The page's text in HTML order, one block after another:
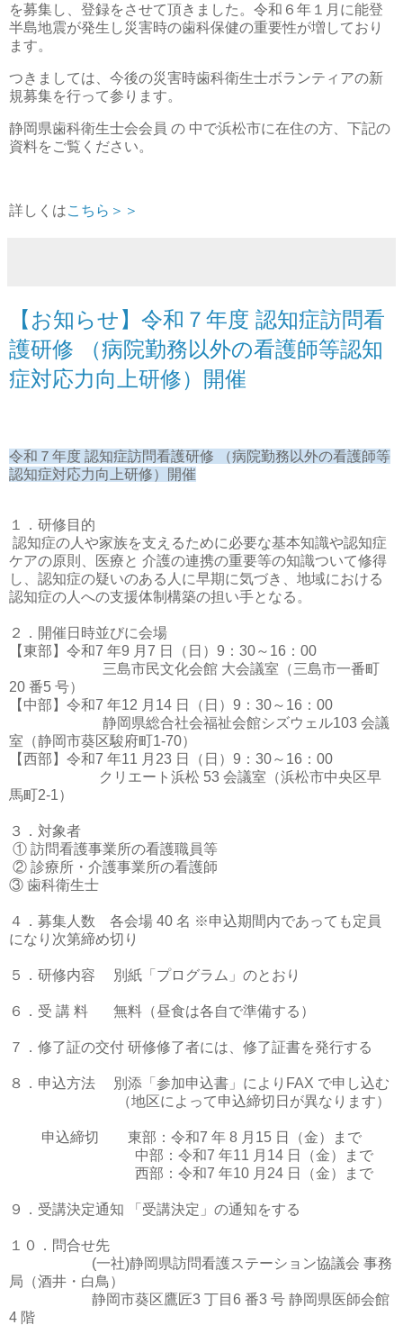
を募集し、登録をさせて頂きました。令和６年１月に能登
半島地震が発生し災害時の歯科保健の重要性が増しており
ます。
つきましては、今後の災害時歯科衛生士ボランティアの新
規募集を行って参ります。
静岡県歯科衛生士会会員 の 中で浜松市に在住の方、下記の
資料をご覧ください。
詳しくはこちら＞＞
【お知らせ】令和７年度 認知症訪問看
護研修 （病院勤務以外の看護師等認知
症対応力向上研修）開催
令和７年度 認知症訪問看護研修 （病院勤務以外の看護師等
認知症対応力向上研修）開催
１．研修目的
認知症の人や家族を支えるために必要な基本知識や認知症
ケアの原則、医療と 介護の連携の重要等の知識ついて修得
し、認知症の疑いのある人に早期に気づき、地域における
認知症の人への支援体制構築の担い手となる。
２．開催日時並びに会場
【東部】令和7 年9 月7 日（日）9：30～16：00
三島市民文化会館 大会議室（三島市一番町
20 番5 号）
【中部】令和7 年12 月14 日（日）9：30～16：00
静岡県総合社会福祉会館シズウェル103 会議
室（静岡市葵区駿府町1-70）
【西部】令和7 年11 月23 日（日）9：30～16：00
クリエート浜松 53 会議室（浜松市中央区早
馬町2-1）
３．対象者
① 訪問看護事業所の看護職員等
② 診療所・介護事業所の看護師
③ 歯科衛生士
４．募集人数 各会場 40 名 ※申込期間内であっても定員
になり次第締め切り
５．研修内容 別紙「プログラム」のとおり
６．受 講 料 無料（昼食は各自で準備する）
７．修了証の交付 研修修了者には、修了証書を発行する
８．申込方法 別添「参加申込書」によりFAX で申し込む
（地区によって申込締切日が異なります）
申込締切 東部：令和7 年 8 月15 日（金）まで
中部：令和7 年11 月14 日（金）まで
西部：令和7 年10 月24 日（金）まで
９．受講決定通知 「受講決定」の通知をする
１０．問合せ先
(一社)静岡県訪問看護ステーション協議会 事務
局（酒井・白鳥）
静岡市葵区鷹匠3 丁目6 番3 号 静岡県医師会館
4 階